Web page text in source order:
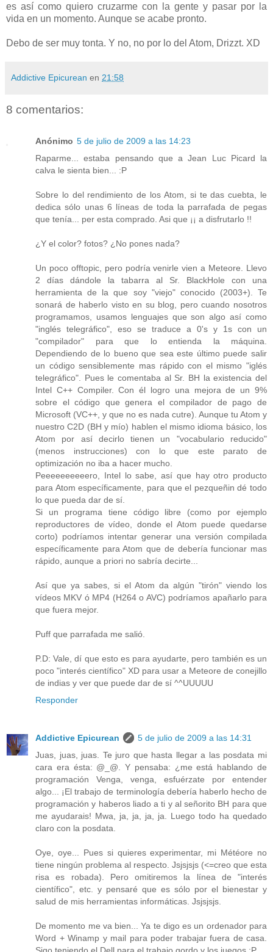
es así como quiero cruzarme con la gente y pasar por la
vida en un momento. Aunque se acabe pronto.
Debo de ser muy tonta. Y no, no por lo del Atom, Drizzt. XD
Addictive Epicurean en 21:58
8 comentarios:
Anónimo 5 de julio de 2009 a las 14:23
Raparme... estaba pensando que a Jean Luc Picard la
calva le sienta bien... :P
Sobre lo del rendimiento de los Atom, si te das cuebta, le
dedica sólo unas 6 líneas de toda la parrafada de pegas
que tenía... per esta comprado. Asi que ¡¡ a disfrutarlo !!
¿Y el color? fotos? ¿No pones nada?
Un poco offtopic, pero podría venirle vien a Meteore. Llevo
2 días dándole la tabarra al Sr. BlackHole con una
herramienta de la que soy "viejo" conocido (2003+). Te
sonará de haberlo visto en su blog, pero cuando nosotros
programamos, usamos lenguajes que son algo así como
"inglés telegráfico", eso se traduce a 0's y 1s con un
"compilador" para que lo entienda la máquina.
Dependiendo de lo bueno que sea este último puede salir
un código sensiblemente mas rápido con el mismo "iglés
telegráfico". Pues le comentaba al Sr. BH la existencia del
Intel C++ Compiler. Con él logro una mejora de un 9%
sobre el código que genera el compilador de pago de
Microsoft (VC++, y que no es nada cutre). Aunque tu Atom y
nuestro C2D (BH y mío) hablen el mismo idioma básico, los
Atom por así decirlo tienen un "vocabulario reducido"
(menos instrucciones) con lo que este parato de
optimización no iba a hacer mucho.
Peeeeeeeeeero, Intel lo sabe, así que hay otro producto
para Atom específicamente, para que el pezqueñin dé todo
lo que pueda dar de sí.
Si un programa tiene código libre (como por ejemplo
reproductores de vídeo, donde el Atom puede quedarse
corto) podríamos intentar generar una versión compilada
específicamente para Atom que de debería funcionar mas
rápido, aunque a priori no sabría decirte...
Así que ya sabes, si el Atom da algún "tirón" viendo los
vídeos MKV ó MP4 (H264 o AVC) podríamos apañarlo para
que fuera mejor.
Puff que parrafada me salió.
P.D: Vale, dí que esto es para ayudarte, pero también es un
poco "interés científico" XD para usar a Meteore de conejillo
de indias y ver que puede dar de sí ^^UUUUU
Responder
Addictive Epicurean
5 de julio de 2009 a las 14:31
Juas, juas, juas. Te juro que hasta llegar a las posdata mi
cara era ésta: @_@. Y pensaba: ¿me está hablando de
programación Venga, venga, esfuérzate por entender
algo... ¡El trabajo de terminología debería haberlo hecho de
programación y haberos liado a ti y al señorito BH para que
me ayudarais! Mwa, ja, ja, ja, ja. Luego todo ha quedado
claro con la posdata.
Oye, oye... Pues si quieres experimentar, mi Météore no
tiene ningún problema al respecto. Jsjsjsjs (<=creo que esta
risa es robada). Pero omitiremos la línea de "interés
científico", etc. y pensaré que es sólo por el bienestar y
salud de mis herramientas informáticas. Jsjsjsjs.
De momento me va bien... Ya te digo es un ordenador para
Word + Winamp y mail para poder trabajar fuera de casa.